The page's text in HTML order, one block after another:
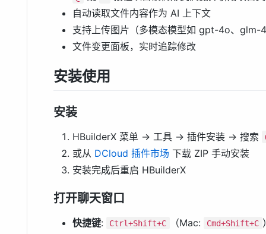
自动读取文件内容作为 AI 上下文
支持上传图片（多模态模型如 gpt-4o、glm-
文件变更面板，实时追踪修改
安装使用
安装
HBuilderX 菜单 → 工具 → 插件安装 → 搜索
或从 DCloud 插件市场 下载 ZIP 手动安装
安装完成后重启 HBuilderX
打开聊天窗口
快捷键: Ctrl+Shift+C （Mac: Cmd+Shift+C